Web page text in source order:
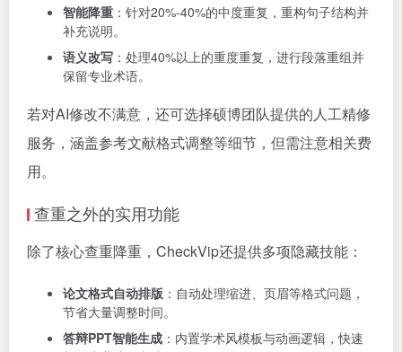
智能降重 ：针对20%-40%的中度重复，重构句子结构并
补充说明。
语义改写 ：处理40%以上的重度重复，进行段落重组并
保留专业术语。
若对AI修改不满意，还可选择硕博团队提供的人工精修
服务，涵盖参考文献格式调整等细节，但需注意相关费
用。
查重之外的实用功能
除了核心查重降重，CheckVip还提供多项隐藏技能：
论文格式自动排版 ：自动处理缩进、页眉等格式问题，
节省大量调整时间。
答辩PPT智能生成 ：内置学术风模板与动画逻辑，快速